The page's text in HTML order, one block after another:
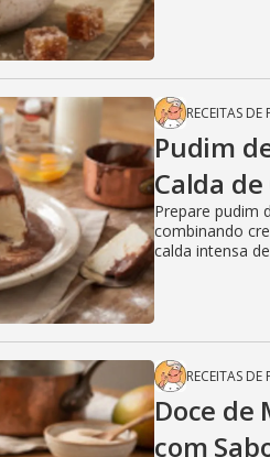
RECEITAS DE
Pudim
Calda
Prepare pudim
combinando
calda intensa
RECEITAS DE
Doce de
com